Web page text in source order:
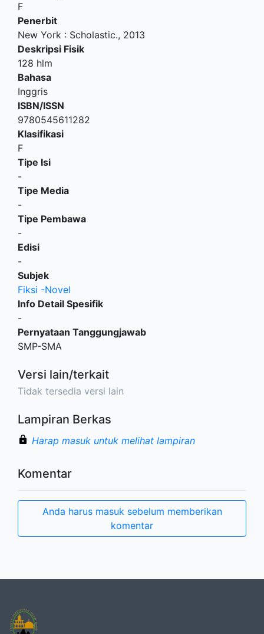
F
Penerbit
New York : Scholastic., 2013
Deskripsi Fisik
128 hlm
Bahasa
Inggris
ISBN/ISSN
9780545611282
Klasifikasi
F
Tipe Isi
-
Tipe Media
-
Tipe Pembawa
-
Edisi
-
Subjek
Fiksi -Novel
Info Detail Spesifik
-
Pernyataan Tanggungjawab
SMP-SMA
Versi lain/terkait
Tidak tersedia versi lain
Lampiran Berkas
Harap masuk untuk melihat lampiran
Komentar
Anda harus masuk sebelum memberikan
komentar